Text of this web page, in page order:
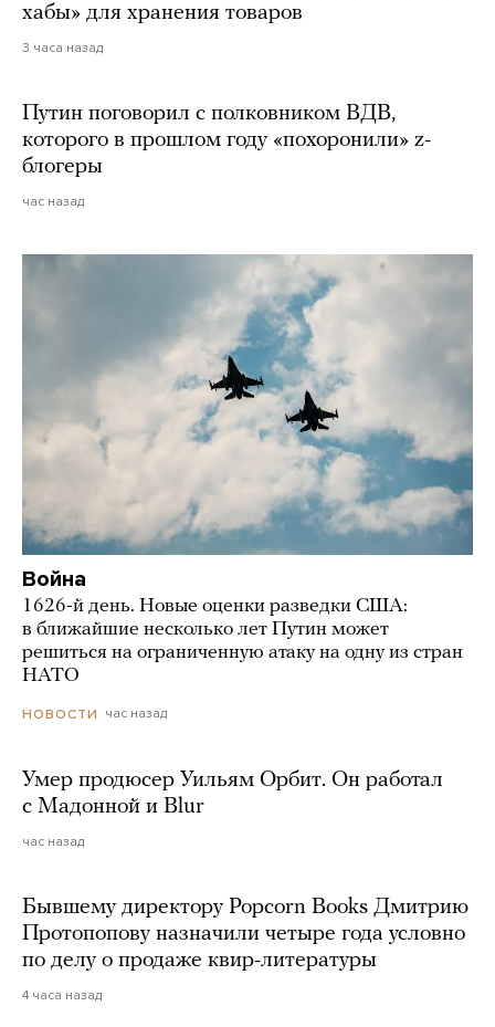
хабы» для хранения товаров
3 часа назад
Путин поговорил с полковником ВДВ,
которого в прошлом году «похоронили» z-
блогеры
час назад
Война
1626-й день. Новые оценки разведки США:
в ближайшие несколько лет Путин может
решиться на ограниченную атаку на одну из стран
НАТО
НОВОСТИ час назад
Умер продюсер Уильям Орбит. Он работал
с Мадонной и Blur
час назад
Бывшему директору Popcorn Books Дмитрию
Протопопову назначили четыре года условно
по делу о продаже квир-литературы
4 часа назад